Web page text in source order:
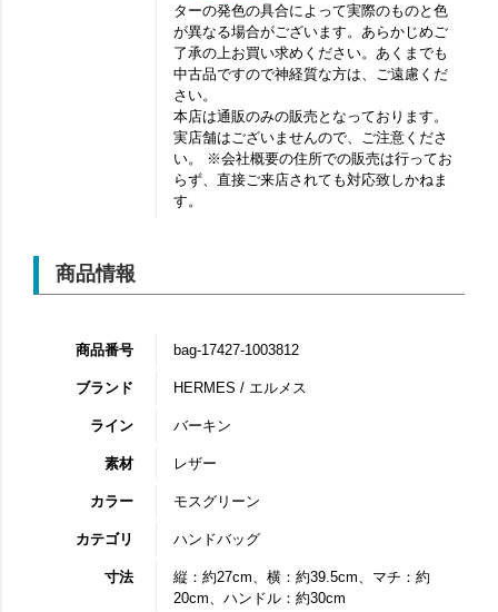
ターの発色の具合によって実際のものと色
が異なる場合がございます。あらかじめご
了承の上お買い求めください。あくまでも
中古品ですので神経質な方は、ご遠慮くだ
さい。
本店は通販のみの販売となっております。
実店舗はございませんので、ご注意くださ
い。 ※会社概要の住所での販売は行ってお
らず、直接ご来店されても対応致しかねま
す。
商品情報
商品番号 bag-17427-1003812
ブランド HERMES / エルメス
ライン バーキン
素材 レザー
カラー モスグリーン
カテゴリ ハンドバッグ
寸法
縦：約27cm、横：約39.5cm、マチ：約
20cm、ハンドル：約30cm